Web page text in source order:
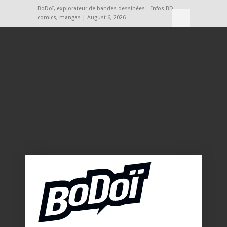
BoDoï, explorateur de bandes dessinées – Infos BD,
comics, mangas | August 6, 2026